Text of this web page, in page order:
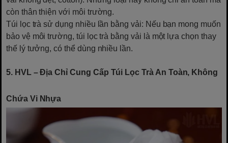
còn thân thiện với môi trường.
Túi lọc trà sử dụng nhiều lần bằng vải: Nếu bạn mong muốn
bảo vệ môi trường, túi lọc trà bằng vải là một lựa chọn thay
thế lý tưởng, có thể dùng nhiều lần.
5. HVL – Địa Chỉ Cung Cấp Túi Lọc Trà An Toàn, Không
Chứa Vi Nhựa